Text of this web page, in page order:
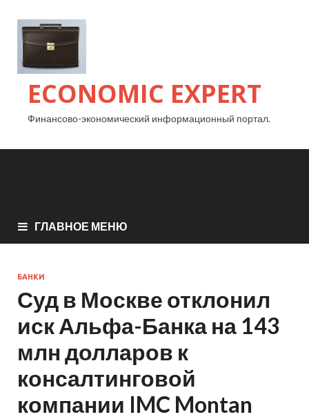
ECONOMIC EXPERT
Финансово-экономический информационный портал.
ГЛАВНОЕ МЕНЮ
БАНКИ
Суд в Москве отклонил
иск Альфа-Банка на 143
млн долларов к
консалтинговой
компании IMC Montan